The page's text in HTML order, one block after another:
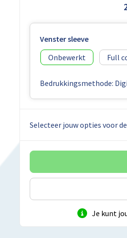
Venster sleeve
Onbewerkt
Full
Bedrukkingsmethode:
Selecteer jouw opties voor
Je kunt